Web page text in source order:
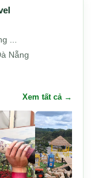
...
Nẵng
Xem tất cả →